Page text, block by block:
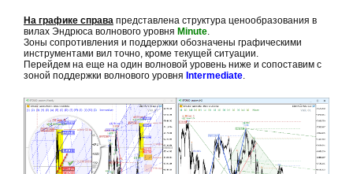
На графике справа представлена структура ценообразования в
вилах Эндрюса волнового уровня Minute.
Зоны сопротивления и поддержки обозначены графическими
инструментами вил точно, кроме текущей ситуации.
Перейдем на еще на один волновой уровень ниже и сопоставим с
зоной поддержки волнового уровня Intermediate.